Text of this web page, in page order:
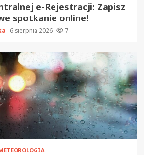
e-Rejestracji: Zapisz
spotkanie online!
6 sierpnia 2026 7